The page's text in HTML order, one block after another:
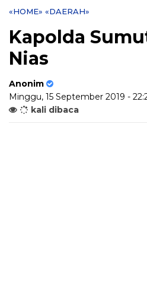
«HOME» «DAERAH»
Kapolda
Nias
Anonim
Minggu, 15 September 2019 -
kali dibaca